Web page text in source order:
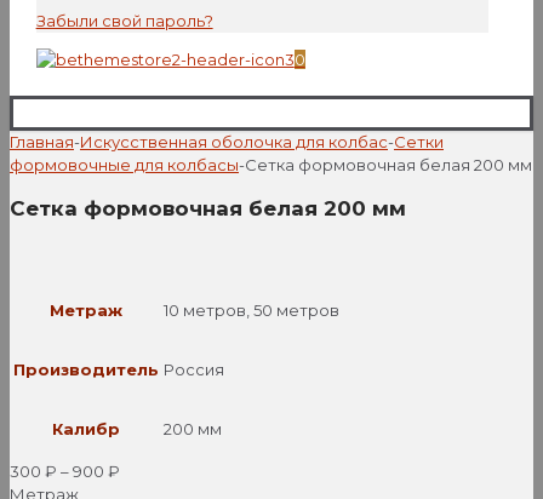
Забыли свой пароль?
0
Главная-Искусственная оболочка для колбас-Сетки
формовочные для колбасы-Сетка формовочная белая 200 мм
Сетка формовочная белая 200 мм
Метраж 10 метров, 50 метров
Производитель Россия
Калибр 200 мм
300 ₽ –900 ₽
Метраж